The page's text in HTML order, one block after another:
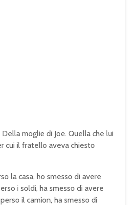
moglie di Joe. Quella che lui
cui il fratello aveva chiesto
la casa, ho smesso di avere
i soldi, ha smesso di avere
il camion, ha smesso di